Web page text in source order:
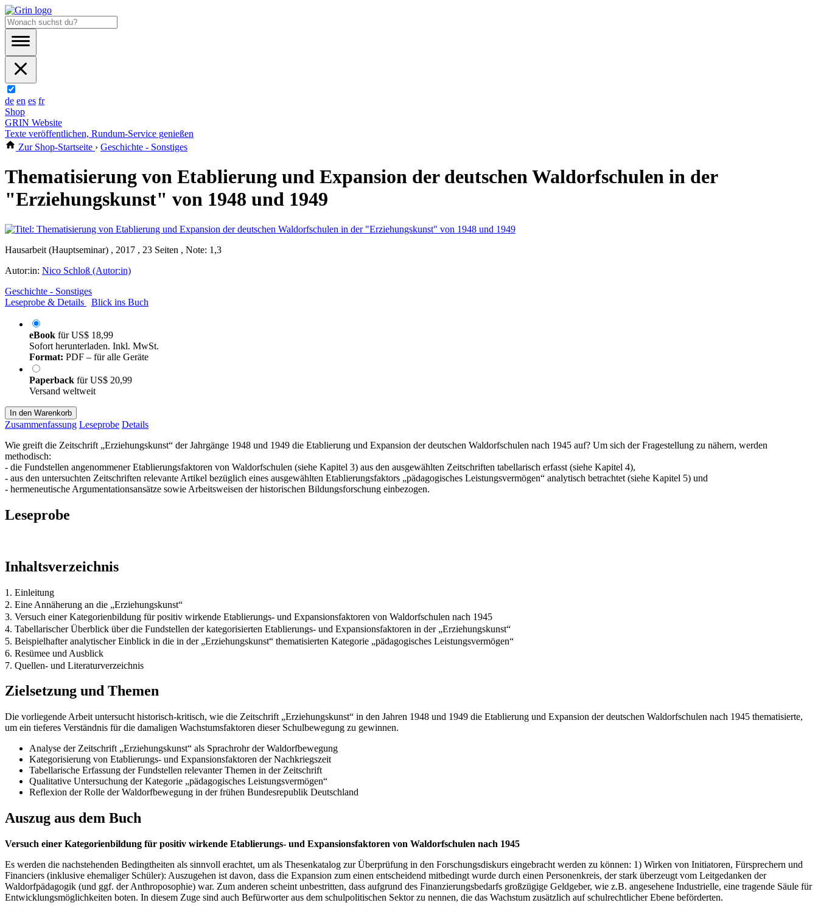
de en es fr
Shop
GRIN Website
Texte veröffentlichen, Rundum-Service genießen
Zur Shop-Startseite › Geschichte - Sonstiges
Thematisierung von Etablierung und Expansion der deutschen Waldorfschulen in der
"Erziehungskunst" von 1948 und 1949
Hausarbeit (Hauptseminar) , 2017 , 23 Seiten , Note: 1,3
Autor:in: Nico Schloß (Autor:in)
Geschichte - Sonstiges
Leseprobe & Details
Blick ins Buch
eBook fürUS$ 18,99
Sofort herunterladen. Inkl. MwSt.
Format: PDF – für alle Geräte
Paperback fürUS$ 20,99
Versand weltweit
In den Warenkorb
Zusammenfassung Leseprobe Details
Wie greift die Zeitschrift „Erziehungskunst“ der Jahrgänge 1948 und 1949 die Etablierung und Expansion der deutschen Waldorfschulen nach 1945 auf? Um sich der Fragestellung zu nähern, werden
methodisch:
- die Fundstellen angenommener Etablierungsfaktoren von Waldorfschulen (siehe Kapitel 3) aus den ausgewählten Zeitschriften tabellarisch erfasst (siehe Kapitel 4),
- aus den untersuchten Zeitschriften relevante Artikel bezüglich eines ausgewählten Etablierungsfaktors „pädagogisches Leistungsvermögen“ analytisch betrachtet (siehe Kapitel 5) und
- hermeneutische Argumentationsansätze sowie Arbeitsweisen der historischen Bildungsforschung einbezogen.
Leseprobe
Inhaltsverzeichnis
1. Einleitung
2. Eine Annäherung an die „Erziehungskunst“
3. Versuch einer Kategorienbildung für positiv wirkende Etablierungs- und Expansionsfaktoren von Waldorfschulen nach 1945
4. Tabellarischer Überblick über die Fundstellen der kategorisierten Etablierungs- und Expansionsfaktoren in der „Erziehungskunst“
5. Beispielhafter analytischer Einblick in die in der „Erziehungskunst“ thematisierten Kategorie „pädagogisches Leistungsvermögen“
6. Resümee und Ausblick
7. Quellen- und Literaturverzeichnis
Zielsetzung und Themen
Die vorliegende Arbeit untersucht historisch-kritisch, wie die Zeitschrift „Erziehungskunst“ in den Jahren 1948 und 1949 die Etablierung und Expansion der deutschen Waldorfschulen nach 1945 thematisierte,
um ein tieferes Verständnis für die damaligen Wachstumsfaktoren dieser Schulbewegung zu gewinnen.
Analyse der Zeitschrift „Erziehungskunst“ als Sprachrohr der Waldorfbewegung
Kategorisierung von Etablierungs- und Expansionsfaktoren der Nachkriegszeit
Tabellarische Erfassung der Fundstellen relevanter Themen in der Zeitschrift
Qualitative Untersuchung der Kategorie „pädagogisches Leistungsvermögen“
Reflexion der Rolle der Waldorfbewegung in der frühen Bundesrepublik Deutschland
Auszug aus dem Buch
Versuch einer Kategorienbildung für positiv wirkende Etablierungs- und Expansionsfaktoren von Waldorfschulen nach 1945
Es werden die nachstehenden Bedingtheiten als sinnvoll erachtet, um als Thesenkatalog zur Überprüfung in den Forschungsdiskurs eingebracht werden zu können: 1) Wirken von Initiatoren, Fürsprechern und
Financiers (inklusive ehemaliger Schüler): Auszugehen ist davon, dass die Expansion zum einen entscheidend mitbedingt wurde durch einen Personenkreis, der stark überzeugt vom Leitgedanken der
Waldorfpädagogik (und ggf. der Anthroposophie) war. Zum anderen scheint unbestritten, dass aufgrund des Finanzierungsbedarfs großzügige Geldgeber, wie z.B. angesehene Industrielle, eine tragende Säule für
Entwicklungsmöglichkeiten boten. In diesem Zuge sind auch Befürworter aus dem schulpolitischen Sektor zu nennen, die das Wachstum zusätzlich auf schulrechtlicher Ebene beförderten.